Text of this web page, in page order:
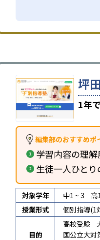
坪
1年
編集部のおすすめポ
学習内容の理
生徒一人ひと
対象学年 中1 ~ 3 高
授業形式
個別指導(1
目的
高校受験
国公立大対